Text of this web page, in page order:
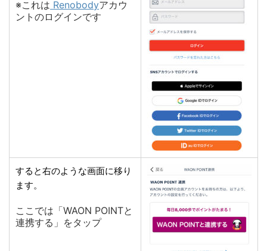
※これは Renobodyアカウ
ントのログインです
すると右のような画面に移り
ます。
ここでは「WAON POINTと
連携する」をタップ